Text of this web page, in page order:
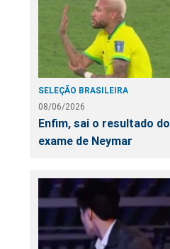
SELEÇÃO BRASILEIRA
08/06/2026
Enfim, sai o resultado do
exame de Neymar